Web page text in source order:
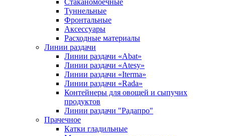
Стаканомоечные
Туннельные
Фронтальные
Аксессуары
Расходные материалы
Линии раздачи
Линии раздачи «Abat»
Линии раздачи «Atesy»
Линии раздачи «Iterma»
Линии раздачи «Rada»
Контейнеры для овощей и сыпучих
продуктов
Линии раздачи "Радапро"
Прачечное
Катки гладильные